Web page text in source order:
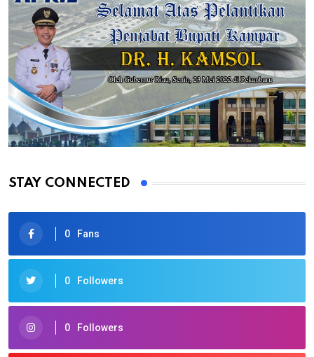
STAY CONNECTED
0 Fans
0 Followers
0 Followers